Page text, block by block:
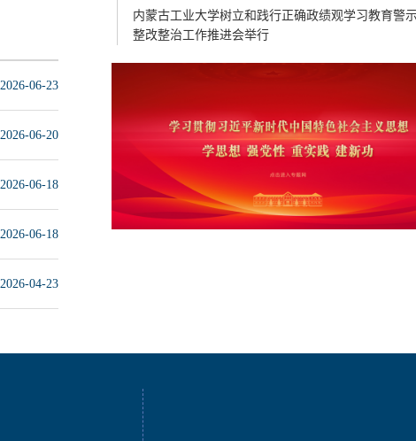
2026-06-23
2026-06-20
2026-06-18
2026-06-18
2026-04-23
内蒙古工业大学树立和践行正确政绩观学习教育警
整改整治工作推进会举行